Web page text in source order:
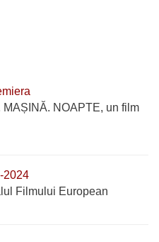
NOAPTE, un film
Filmului European